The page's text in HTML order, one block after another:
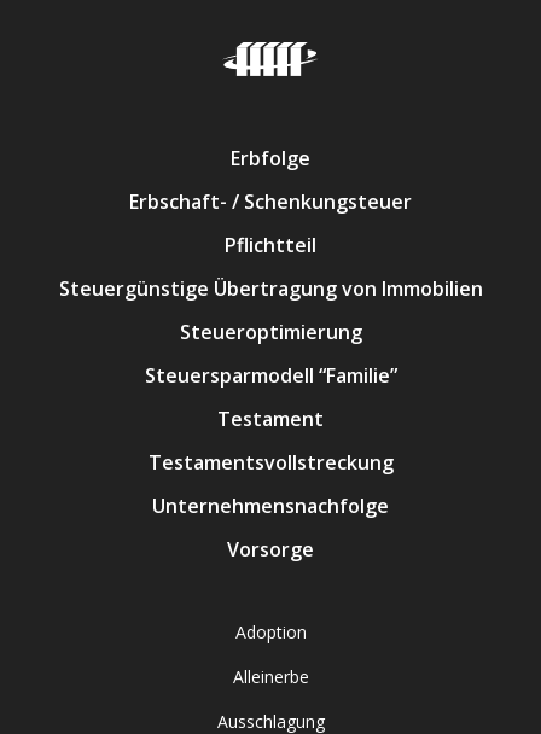
Erbfolge
Erbschaft- / Schenkungsteuer
Pflichtteil
Steuergünstige Übertragung von Immobilien
Steueroptimierung
Steuersparmodell “Familie”
Testament
Testamentsvollstreckung
Unternehmensnachfolge
Vorsorge
Adoption
Alleinerbe
Ausschlagung